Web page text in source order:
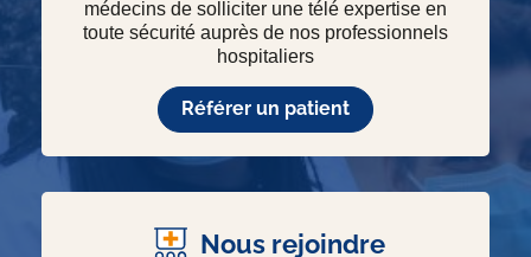
médecins de solliciter une télé expertise en
toute sécurité auprès de nos professionnels
hospitaliers
Référer un patient
Nous rejoindre